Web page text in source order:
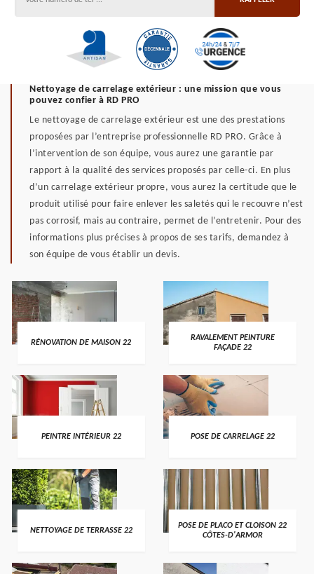
Nettoyage de carrelage extérieur : une mission que vous
pouvez confier à RD PRO
Le nettoyage de carrelage extérieur est une des prestations
proposées par l’entreprise professionnelle RD PRO. Grâce à
l’intervention de son équipe, vous aurez une garantie par
rapport à la qualité des services proposés par celle-ci. En plus
d’un carrelage extérieur propre, vous aurez la certitude que le
produit utilisé pour faire enlever les saletés qui le recouvre n’est
pas corrosif, mais au contraire, permet de l’entretenir. Pour des
informations plus précises à propos de ses tarifs, demandez à
son équipe de vous établir un devis.
RÉNOVATION DE MAISON 22
RAVALEMENT PEINTURE
FAÇADE 22
PEINTRE INTÉRIEUR 22 POSE DE CARRELAGE 22
NETTOYAGE DE TERRASSE 22
POSE DE PLACO ET CLOISON 22
CÔTES-D'ARMOR